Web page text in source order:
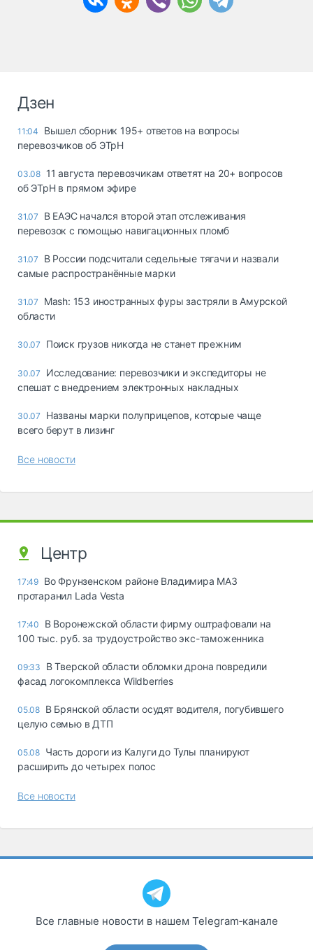
Дзен
11:04
Вышел сборник 195+ ответов на вопросы
перевозчиков об ЭТрН
03.08 11 августа перевозчикам ответят на 20+ вопросов
об ЭТрН в прямом эфире
31.07
В ЕАЭС начался второй этап отслеживания
перевозок с помощью навигационных пломб
31.07
В России подсчитали седельные тягачи и назвали
самые распространённые марки
31.07
Mash: 153 иностранных фуры застряли в Амурской
области
30.07 Поиск грузов никогда не станет прежним
30.07
Исследование: перевозчики и экспедиторы не
спешат с внедрением электронных накладных
30.07
Названы марки полуприцепов, которые чаще
всего берут в лизинг
Все новости
Центр
17:49 Во Фрунзенском районе Владимира МАЗ
протаранил Lada Vesta
17:40
В Воронежской области фирму оштрафовали на
100 тыс. руб. за трудоустройство экс-таможенника
09:33
В Тверской области обломки дрона повредили
фасад логокомплекса Wildberries
05.08 В Брянской области осудят водителя, погубившего
целую семью в ДТП
05.08 Часть дороги из Калуги до Тулы планируют
расширить до четырех полос
Все новости
Все главные новости в нашем Telegram‑канале